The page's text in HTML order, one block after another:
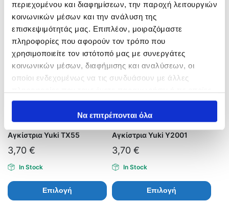
περιεχομένου και διαφημίσεων, την παροχή λειτουργιών
κοινωνικών μέσων και την ανάλυση της
επισκεψιμότητάς μας. Επιπλέον, μοιραζόμαστε
πληροφορίες που αφορούν τον τρόπο που
χρησιμοποιείτε τον ιστότοπό μας με συνεργάτες
κοινωνικών μέσων, διαφήμισης και αναλύσεων, οι
οποίοι ενδεχομένως να τις συνδυάσουν με άλλες
έχουν συλλέξει σε σχέση με την από μέρους σας χρήση
των υπηρεσιών τους.Να επιτρέπονται όλα
Αγκίστρια Yuki TX55
3,70 €
In Stock
Επιλογή
Αγκίστρια Yuki Y2001
3,70 €
In Stock
Επιλογή